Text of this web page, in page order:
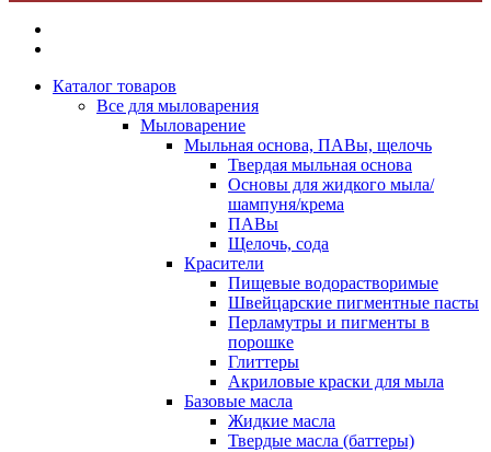
Каталог товаров
Все для мыловарения
Мыловарение
Мыльная основа, ПАВы, щелочь
Твердая мыльная основа
Основы для жидкого мыла/
шампуня/крема
ПАВы
Щелочь, сода
Красители
Пищевые водорастворимые
Швейцарские пигментные пасты
Перламутры и пигменты в
порошке
Глиттеры
Акриловые краски для мыла
Базовые масла
Жидкие масла
Твердые масла (баттеры)